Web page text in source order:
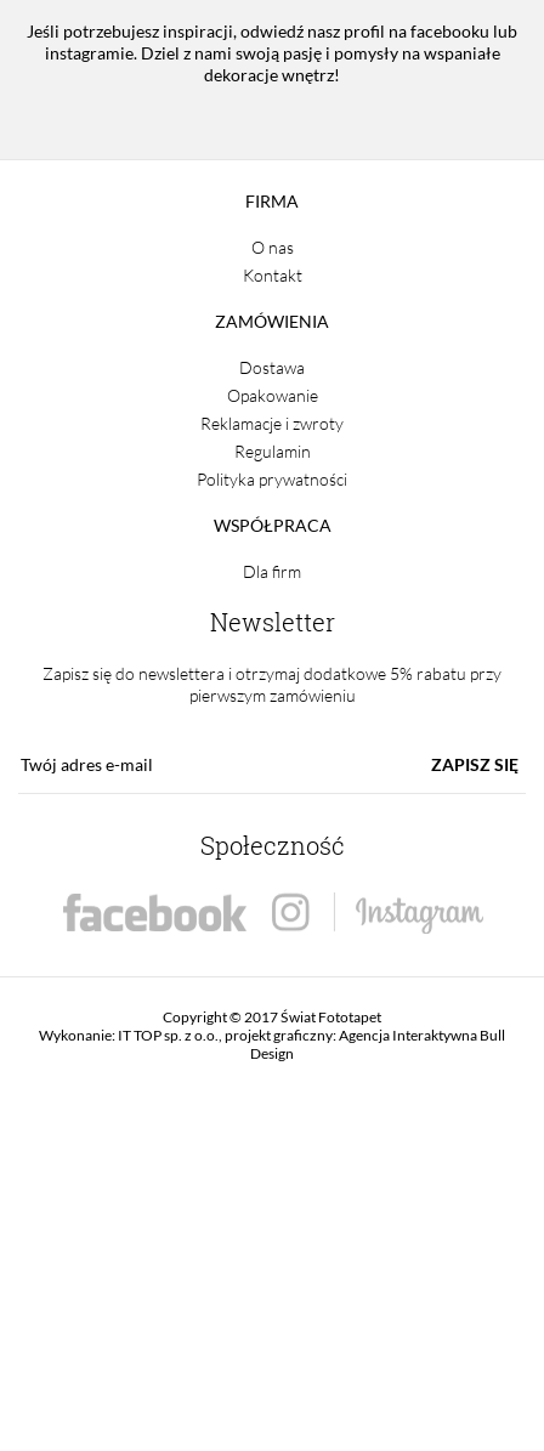
Jeśli potrzebujesz inspiracji, odwiedź nasz profil na facebooku lub
instagramie. Dziel z nami swoją pasję i pomysły na wspaniałe
dekoracje wnętrz!
FIRMA
O nas
Kontakt
ZAMÓWIENIA
Dostawa
Opakowanie
Reklamacje i zwroty
Regulamin
Polityka prywatności
WSPÓŁPRACA
Dla firm
Newsletter
Zapisz się do newslettera i otrzymaj dodatkowe 5% rabatu przy
pierwszym zamówieniu
ZAPISZ SIĘ
Społeczność
Copyright © 2017 Świat Fototapet
Wykonanie: IT TOP sp. z o.o. , projekt graficzny:Agencja Interaktywna Bull
Design